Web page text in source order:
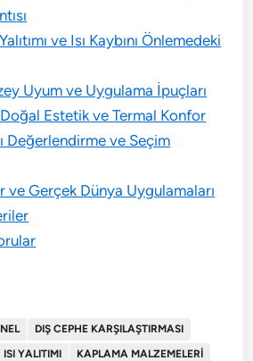
ve Isı Kaybını Önlemedeki
Uyum ve Uygulama İpuçları
Estetik ve Termal Konfor
Değerlendirme ve Seçim
ve Gerçek Dünya Uygulamaları
DIŞ CEPHE KARŞILAŞTIRMASI
ISI YALITIMI
KAPLAMA MALZEMELERI